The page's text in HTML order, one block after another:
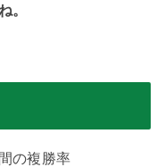
。
の複勝率